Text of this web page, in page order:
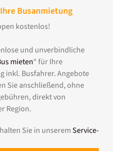
Busanmietung
kostenlos!
und unverbindliche
mieten“ für Ihre
inkl. Busfahrer. Angebote
Sie anschließend, ohne
direkt von
Region.
Sie in unseremService-